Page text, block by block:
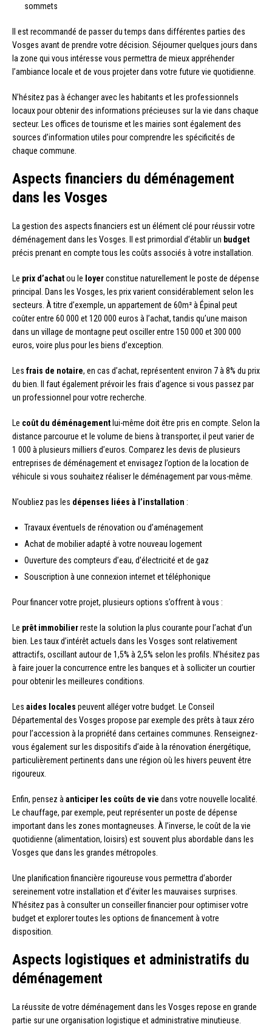
sommets
Il est recommandé de passer du temps dans différentes parties des
Vosges avant de prendre votre décision. Séjourner quelques jours dans
la zone qui vous intéresse vous permettra de mieux appréhender
l’ambiance locale et de vous projeter dans votre future vie quotidienne.
N’hésitez pas à échanger avec les habitants et les professionnels
locaux pour obtenir des informations précieuses sur la vie dans chaque
secteur. Les offices de tourisme et les mairies sont également des
sources d’information utiles pour comprendre les spécificités de
chaque commune.
Aspects financiers du déménagement
dans les Vosges
La gestion des aspects financiers est un élément clé pour réussir votre
déménagement dans les Vosges. Il est primordial d’établir un budget
précis prenant en compte tous les coûts associés à votre installation.
Le prix d’achatou le loyerconstitue naturellement le poste de dépense
principal. Dans les Vosges, les prix varient considérablement selon les
secteurs. À titre d’exemple, un appartement de 60m² à Épinal peut
coûter entre 60 000 et 120 000 euros à l’achat, tandis qu’une maison
dans un village de montagne peut osciller entre 150 000 et 300 000
euros, voire plus pour les biens d’exception.
Les frais de notaire, en cas d’achat, représentent environ 7 à 8% du prix
du bien. Il faut également prévoir les frais d’agence si vous passez par
un professionnel pour votre recherche.
Le coût du déménagement lui-même doit être pris en compte. Selon la
distance parcourue et le volume de biens à transporter, il peut varier de
1 000 à plusieurs milliers d’euros. Comparez les devis de plusieurs
entreprises de déménagement et envisagez l’option de la location de
véhicule si vous souhaitez réaliser le déménagement par vous-même.
N’oubliez pas les dépenses liées à l’installation :
Travaux éventuels de rénovation ou d’aménagement
Achat de mobilier adapté à votre nouveau logement
Ouverture des compteurs d’eau, d’électricité et de gaz
Souscription à une connexion internet et téléphonique
Pour financer votre projet, plusieurs options s’offrent à vous :
Le prêt immobilierreste la solution la plus courante pour l’achat d’un
bien. Les taux d’intérêt actuels dans les Vosges sont relativement
attractifs, oscillant autour de 1,5% à 2,5% selon les profils. N’hésitez pas
à faire jouer la concurrence entre les banques et à solliciter un courtier
pour obtenir les meilleures conditions.
Les aides locales peuvent alléger votre budget. Le Conseil
Départemental des Vosges propose par exemple des prêts à taux zéro
pour l’accession à la propriété dans certaines communes. Renseignez-
vous également sur les dispositifs d’aide à la rénovation énergétique,
particulièrement pertinents dans une région où les hivers peuvent être
rigoureux.
Enfin, pensez à anticiper les coûts de vie dans votre nouvelle localité.
Le chauffage, par exemple, peut représenter un poste de dépense
important dans les zones montagneuses. À l’inverse, le coût de la vie
quotidienne (alimentation, loisirs) est souvent plus abordable dans les
Vosges que dans les grandes métropoles.
Une planification financière rigoureuse vous permettra d’aborder
sereinement votre installation et d’éviter les mauvaises surprises.
N’hésitez pas à consulter un conseiller financier pour optimiser votre
budget et explorer toutes les options de financement à votre
disposition.
Aspects logistiques et administratifs du
déménagement
La réussite de votre déménagement dans les Vosges repose en grande
partie sur une organisation logistique et administrative minutieuse.